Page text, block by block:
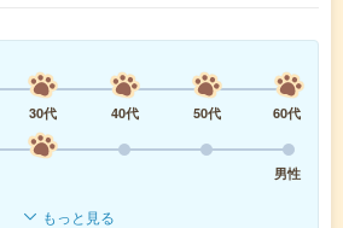
30代 40代 50代
60代
男性
もっと見る